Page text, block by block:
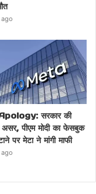
सरकार की
पीएम मोदी का फेसबुक
पर मेटा ने मांगी माफी